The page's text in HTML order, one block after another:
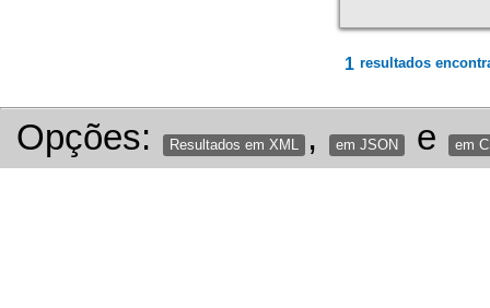
1 resultados
Opções: Resultados em XML , em JSON e em